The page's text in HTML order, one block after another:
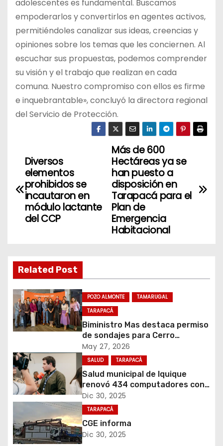
adolescentes es fundamental. Buscamos
empoderarlos y convertirlos en agentes activos,
permitiéndoles canalizar sus ideas, creencias y
opiniones sobre los temas que les conciernen. Al
escuchar sus propuestas, podemos comprender
su visión y el trabajo que realizan en cada
comuna. Nuestro compromiso con ellos es firme
e inquebrantable», concluyó la directora regional
del Servicio de Protección.
N
v
a
c
i
ó
d
e
e
n
Más de 600
Hectáreas ya se
han puesto a
disposición en
Tarapacá para el
Plan de
Emergencia
Habitacional
Diversos
elementos
prohibidos se
incautaron en
módulo lactante
del CCP
Related Post
POZO ALMONTE
TAMARUGAL
TARAPACÁ
Biministro Mas destaca permiso
de sondajes para Cerro
Colorado
May 27, 2026
SALUD TARAPACÁ
Salud municipal de Iquique
renovó 434 computadores con
fondos del Gobierno de
Tarapacá
Dic 30, 2025
TARAPACÁ
CGE informa
Dic 30, 2025